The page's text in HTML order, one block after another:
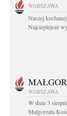
WARSZAWA
Naszej
Najcieplejsze
WARSZAWA
W dniu 3
Małgorzata